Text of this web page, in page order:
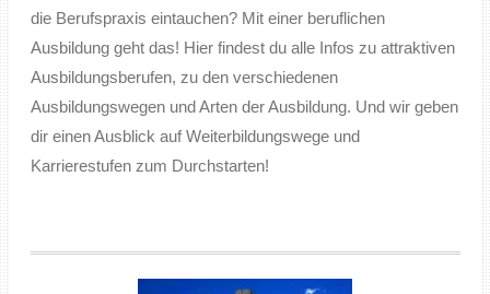
die Berufspraxis eintauchen? Mit einer beruflichen
Ausbildung geht das! Hier findest du alle Infos zu attraktiven
Ausbildungsberufen, zu den verschiedenen
Ausbildungswegen und Arten der Ausbildung. Und wir geben
dir einen Ausblick auf Weiterbildungswege und
Karrierestufen zum Durchstarten!